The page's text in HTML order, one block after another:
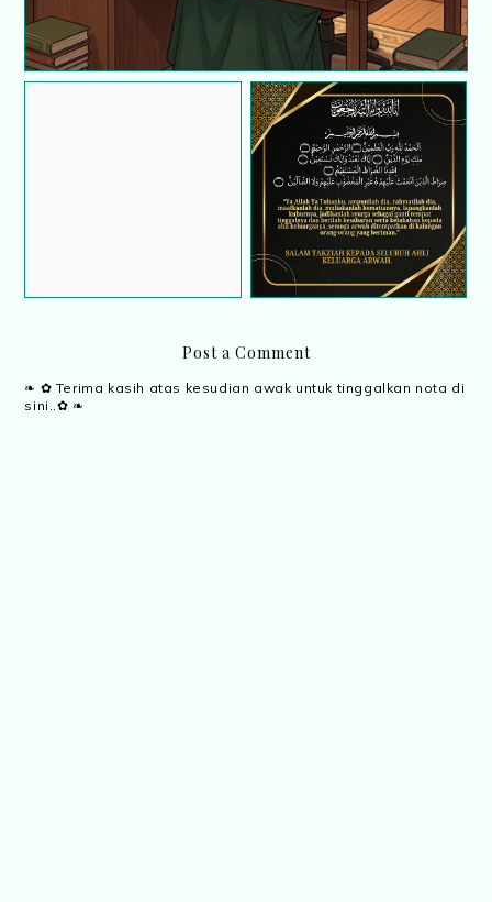
Dalam redha, dua pergi
Post a Comment
❧ ✿ Terima kasih atas kesudian awak untuk tinggalkan nota di
sini..✿ ❧